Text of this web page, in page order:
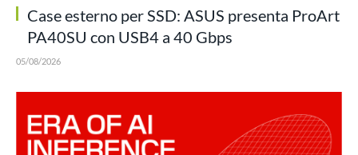
Case esterno per SSD: ASUS presenta ProArt
PA40SU con USB4 a 40 Gbps
05/08/2026